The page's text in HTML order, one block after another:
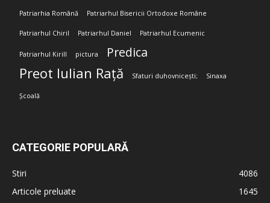
Patriarhia Română Patriarhul Bisericii Ortodoxe Române
Patriarhul Chiril Patriarhul Daniel Patriarhul Ecumenic
Patriarhul Kirill pictura Predica
Preot Iulian Rață Sfaturi duhovnicești; Sinaxa
Școală
CATEGORIE POPULARĂ
Stiri
4086
Articole preluate
1645